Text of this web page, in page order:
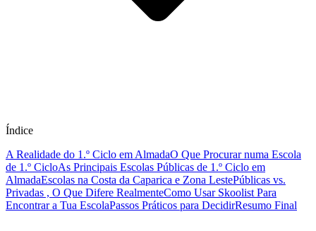
Índice
A Realidade do 1.º Ciclo em AlmadaO Que Procurar numa Escola
de 1.º CicloAs Principais Escolas Públicas de 1.º Ciclo em
AlmadaEscolas na Costa da Caparica e Zona LestePúblicas vs.
Privadas , O Que Difere RealmenteComo Usar Skoolist Para
Encontrar a Tua EscolaPassos Práticos para DecidirResumo Final